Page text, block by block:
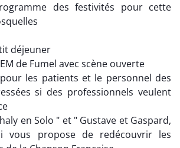
des festivités pour cette
déjeuner
de Fumel avec scène ouverte
les patients et le personnel des
si des professionnels veulent
en Solo " et " Gustave et Gaspard,
vous propose de redécouvrir les